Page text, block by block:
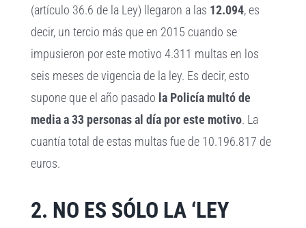
(artículo 36.6 de la Ley) llegaron a las 12.094, es
decir, un tercio más que en 2015 cuando se
impusieron por este motivo 4.311 multas en los
seis meses de vigencia de la ley. Es decir, esto
supone que el año pasado la Policía multó de
media a 33 personas al día por este motivo. La
cuantía total de estas multas fue de 10.196.817 de
euros.
2. NO ES SÓLO LA ‘LEY